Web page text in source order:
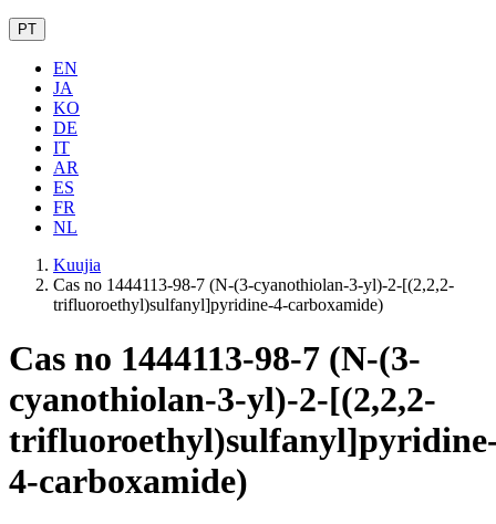
PT
EN
JA
KO
DE
IT
AR
ES
FR
NL
Kuujia
Cas no 1444113-98-7 (N-(3-cyanothiolan-3-yl)-2-[(2,2,2-
trifluoroethyl)sulfanyl]pyridine-4-carboxamide)
Cas no 1444113-98-7 (N-(3-
cyanothiolan-3-yl)-2-[(2,2,2-
4-carboxamide)